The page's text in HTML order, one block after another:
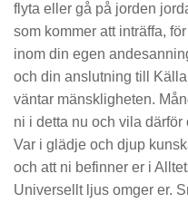
flyta eller gå på jorden
som kommer att inträffa,
inom din egen
och din anslutning till
väntar mänskligheten.
ni i detta nu och vila
Var i glädje och djup
och att ni befinner er i
Universellt ljus omger er.